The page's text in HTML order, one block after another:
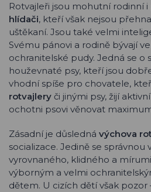
Rotvajleři jsou mohutní rodinní i
hlídači, kteří však nejsou
uštěkaní. Jsou také velmi
Svému pánovi a rodině bývají
ochranitelské pudy. Jedná se o
houževnaté psy, kteří jsou
vhodní spíše pro chovatele,
rotvajlery či jinými psy, žijí
ochotni psovi věnovat
Zásadní je důsledná výchova
socializace. Jedině se správnou
vyrovnaného, klidného a
výborným a velmi
dětem. U cizích dětí však